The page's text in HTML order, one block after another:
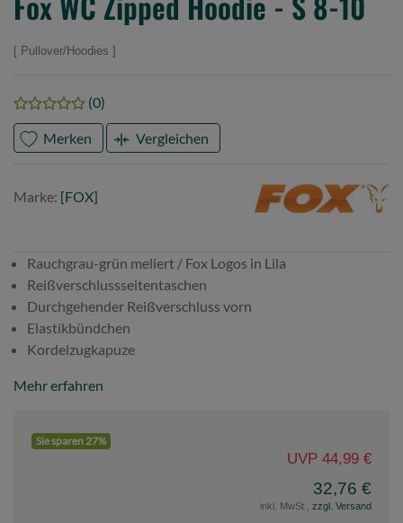
Pullover/Hoodies
(0)
Merken Vergleichen
Marke: [FOX]
FOX
Rauchgrau-grün meliert / Fox Logos in Lila
Reißverschlussseitentaschen
Durchgehender Reißverschluss vorn
Elastikbündchen
Kordelzugkapuze
Mehr erfahren
Sie sparen 27%
UVP 44,99 €
32,76 €
inkl. MwSt., zzgl. Versand